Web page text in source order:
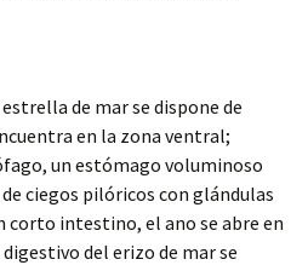
de mar se dispone de
en la zona ventral;
un estómago voluminoso
ciegos pilóricos con glándulas
corto intestino, el ano se abre en
del erizo de mar se